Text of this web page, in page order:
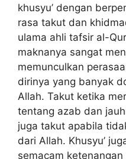
khusyu’ dengan
rasa takut dan
ulama ahli tafsir al-
maknanya sangat
memunculkan
dirinya yang banyak
Allah. Takut ketika
tentang azab dan
juga takut apabila
dari Allah. Khusyu’
semacam